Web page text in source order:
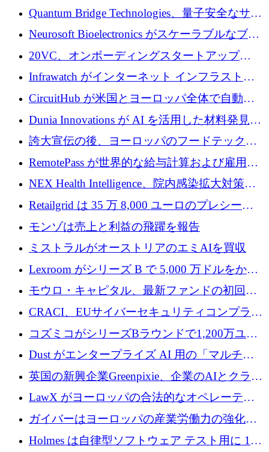
ラットフォームを拡大するために 4,000 万ド
ルを調達
Quantum Bridge Technologies、量子安全なサイ
バーセキュリティ インフラストラクチャの拡
張にシリーズ A で 800 万ドルを投入
Neurosoft Bioelectronics がスケーラブルなブレ
イン コンピューター インターフェイスのため
に 750 万ドルを調達
20VC、オンボーディングスタートアップ
Prelude へのシリーズ A 投資で 2,000 万ドルを
Infrawatch がインターネット インフラストラ
クチャ インテリジェンス向けに 300 万ドルの
プレシードを確保
CircuitHub が米国とヨーロッパ全体で自動電
子機器製造を拡大するために 2,800 万ドルを
Dunia Innovations が AI を活用した材料発見を
産業化するために 2 億 8,000 万ユーロのベル
リン GigaLab を発表
誇大宣伝の後、ヨーロッパのフードテックセ
クターはファンダメンタルズを中心に再構築
RemotePass が世界的な給与計算および雇用プ
ラットフォームを拡大するために 1,740 万ド
NEX Health Intelligence、院内感染拡大対策に
100万ユーロを確保
Retailgrid は 35 万 8,000 ユーロのプレシード
ラウンドで小売業のスプレッドシートをター
ゲットにしています
モンゾは売上と利益の飛躍を報告
ミストラルがオーストリアのエミAIを買収
Lexroom がシリーズ B で 5,000 万ドルをかけ
てヨーロッパ大陸法用の法律 AI を構築
モウロ・キャピタル、最新ファンドの初回ク
ローズで4億ドルを確保
CRACI、EUサイバーセキュリティコンプライ
アンスプラットフォームのために140万ユーロ
コズミコがシリーズBラウンドで1,200万ユー
ロを調達
Dust がエンタープライズ AI 用の「マルチプ
レイヤー」オペレーティング システムを構築
するシリーズ B で 4,000 万ドルを調達
英国の新興企業Greenpixie、企業のAIとクラウ
ドのエネルギー無駄を削減するために470万ポ
ンドを調達
LawX がヨーロッパの合法的なオペレーティ
ング システムを構築するために 750 万ユーロ
を調達
ガイバーはヨーロッパの産業労働力の強化に
貢献するために 140 万ユーロを獲得
Holmes は自律型ソフトウェア テスト用に 110